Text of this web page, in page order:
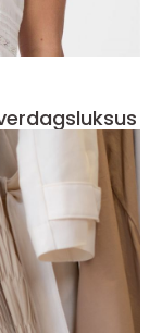
hverdagsluksus